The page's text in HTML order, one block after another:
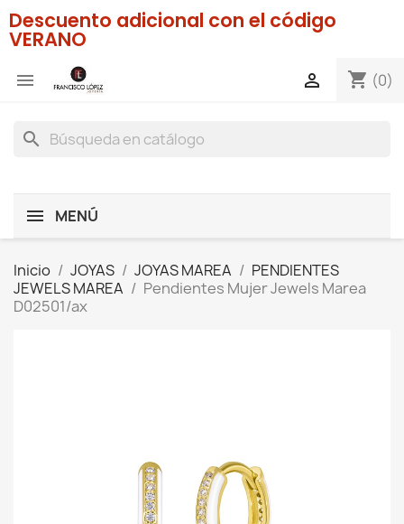
Descuento adicional con el código
VERANO
 shopping_cart (0)

search
MENÚ
Inicio JOYAS JOYAS MAREA
PENDIENTES
JEWELS MAREA
Pendientes Mujer Jewels Marea
D02501/ax